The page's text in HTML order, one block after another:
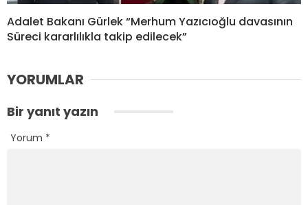
Adalet Bakanı Gürlek “Merhum Yazıcıoğlu davasının
Süreci kararlılıkla takip edilecek”
YORUMLAR
Bir yanıt yazın
Yorum *